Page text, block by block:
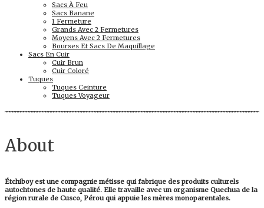
Sacs À Feu
Sacs Banane
1 Fermeture
Grands Avec 2 Fermetures
Moyens Avec 2 Fermetures
Bourses Et Sacs De Maquillage
Sacs En Cuir
Cuir Brun
Cuir Coloré
Tuques
Tuques Ceinture
Tuques Voyageur
About
Étchiboy est une compagnie métisse qui fabrique des produits culturels
autochtones de haute qualité. Elle travaille avec un organisme Quechua de la
région rurale de Cusco, Pérou qui appuie les mères monoparentales.